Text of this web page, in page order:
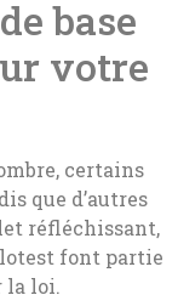
base
votre
certains
que d’autres
réfléchissant,
font partie
la loi.